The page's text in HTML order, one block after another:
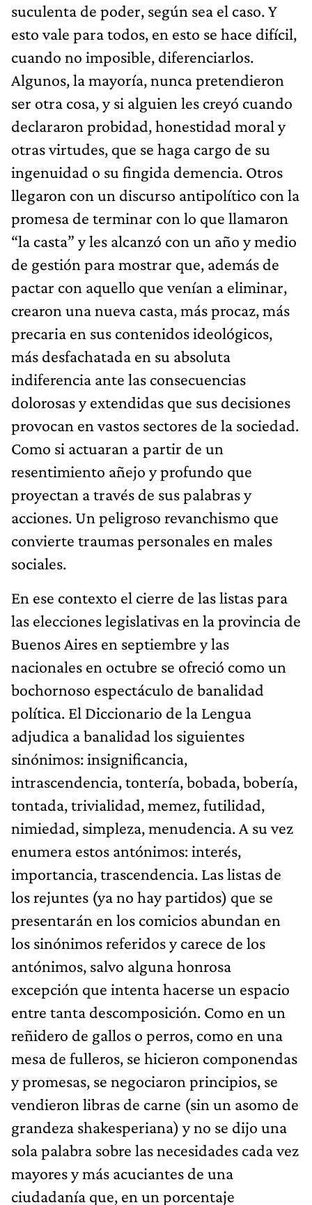
suculenta de poder, según sea el caso. Y
esto vale para todos, en esto se hace difícil,
cuando no imposible, diferenciarlos.
Algunos, la mayoría, nunca pretendieron
ser otra cosa, y si alguien les creyó cuando
declararon probidad, honestidad moral y
otras virtudes, que se haga cargo de su
ingenuidad o su fingida demencia. Otros
llegaron con un discurso antipolítico con la
promesa de terminar con lo que llamaron
“la casta” y les alcanzó con un año y medio
de gestión para mostrar que, además de
pactar con aquello que venían a eliminar,
crearon una nueva casta, más procaz, más
precaria en sus contenidos ideológicos,
más desfachatada en su absoluta
indiferencia ante las consecuencias
dolorosas y extendidas que sus decisiones
provocan en vastos sectores de la sociedad.
Como si actuaran a partir de un
resentimiento añejo y profundo que
proyectan a través de sus palabras y
acciones. Un peligroso revanchismo que
convierte traumas personales en males
sociales.
En ese contexto el cierre de las listas para
las elecciones legislativas en la provincia de
Buenos Aires en septiembre y las
nacionales en octubre se ofreció como un
bochornoso espectáculo de banalidad
política. El Diccionario de la Lengua
adjudica a banalidad los siguientes
sinónimos: insignificancia,
intrascendencia, tontería, bobada, bobería,
tontada, trivialidad, memez, futilidad,
nimiedad, simpleza, menudencia. A su vez
enumera estos antónimos: interés,
importancia, trascendencia. Las listas de
los rejuntes (ya no hay partidos) que se
presentarán en los comicios abundan en
los sinónimos referidos y carece de los
antónimos, salvo alguna honrosa
excepción que intenta hacerse un espacio
entre tanta descomposición. Como en un
reñidero de gallos o perros, como en una
mesa de fulleros, se hicieron componendas
y promesas, se negociaron principios, se
vendieron libras de carne (sin un asomo de
grandeza shakesperiana) y no se dijo una
sola palabra sobre las necesidades cada vez
mayores y más acuciantes de una
ciudadanía que, en un porcentaje